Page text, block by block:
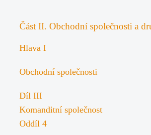
Část II. Obchodní společnosti a
Hlava I
Obchodní společnosti
Díl III
Komanditní společnost
Oddíl 4